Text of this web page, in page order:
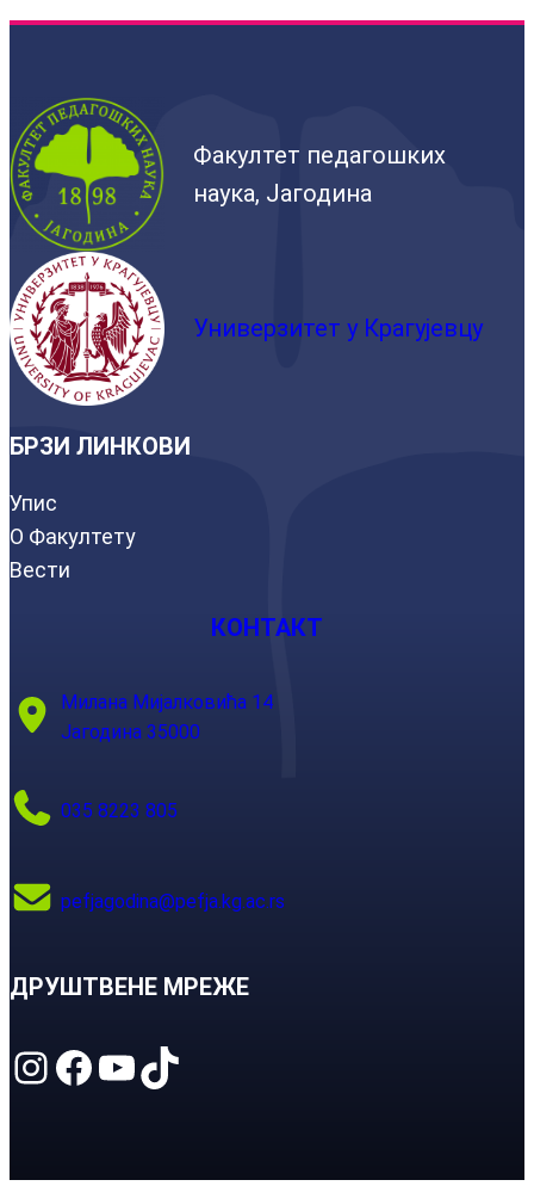
Факултет педагошких
наука, Јагодина
Универзитет у Крагујевцу
БРЗИ ЛИНКОВИ
Упис
О Факултету
Вести
КОНТАКТ
Милана Мијалковића 14
Јагодина 35000
035 8223 805
pefjagodina@pefja.kg.ac.rs
ДРУШТВЕНЕ МРЕЖЕ
Instagram Facebook YouTube TikTok